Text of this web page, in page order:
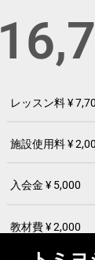
レッスン料 ¥
施設使用料 ¥
入会金 ¥ 5,000
教材費 ¥ 2,000